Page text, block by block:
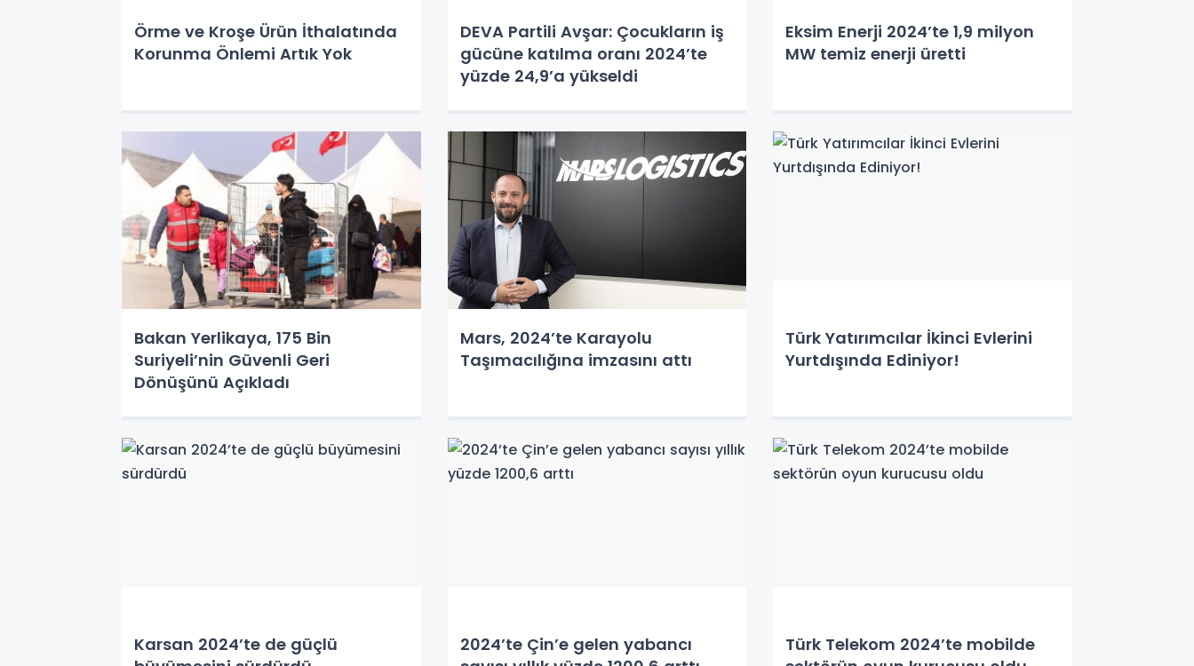
Örme ve Kroşe Ürün İthalatında
Korunma Önlemi Artık Yok
DEVA Partili Avşar: Çocukların iş
gücüne katılma oranı 2024’te
yüzde 24,9’a yükseldi
Eksim Enerji 2024’te 1,9 milyon
MW temiz enerji üretti
Bakan Yerlikaya, 175 Bin
Suriyeli’nin Güvenli Geri
Dönüşünü Açıkladı
Mars, 2024’te Karayolu
Taşımacılığına imzasını attı
Türk Yatırımcılar İkinci Evlerini
Yurtdışında Ediniyor!
Karsan 2024’te de güçlü
2024’te Çin’e gelen yabancı
Türk Telekom 2024’te mobilde